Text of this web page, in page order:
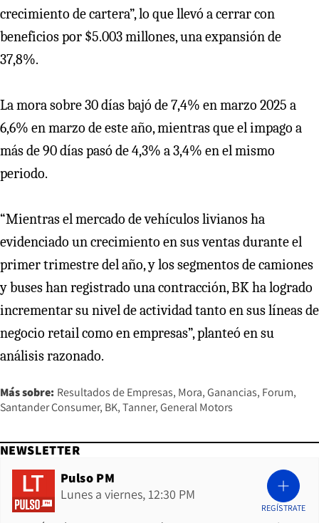
crecimiento de cartera”, lo que llevó a cerrar con
beneficios por $5.003 millones, una expansión de
37,8%.
La mora sobre 30 días bajó de 7,4% en marzo 2025 a
6,6% en marzo de este año, mientras que el impago a
más de 90 días pasó de 4,3% a 3,4% en el mismo
periodo.
“Mientras el mercado de vehículos livianos ha
evidenciado un crecimiento en sus ventas durante el
primer trimestre del año, y los segmentos de camiones
y buses han registrado una contracción, BK ha logrado
incrementar su nivel de actividad tanto en sus líneas de
negocio retail como en empresas”, planteó en su
análisis razonado.
Más sobre: Resultados de Empresas Mora Ganancias Forum
Santander Consumer BK Tanner General Motors
NEWSLETTER
Pulso PM
Lunes a viernes, 12:30 PM
REGÍSTRATE